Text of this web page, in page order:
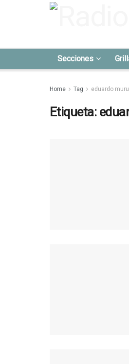
Secciones
Home Tag eduardo
Etiqueta: